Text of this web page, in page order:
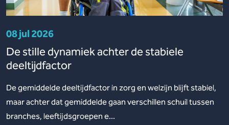
08 jul 2026
De stille dynamiek achter de stabiele
deeltijdfactor
De gemiddelde deeltijdfactor in zorg en welzijn blijft stabiel,
maar achter dat gemiddelde gaan verschillen schuil tussen
branches, leeftijdsgroepen e...